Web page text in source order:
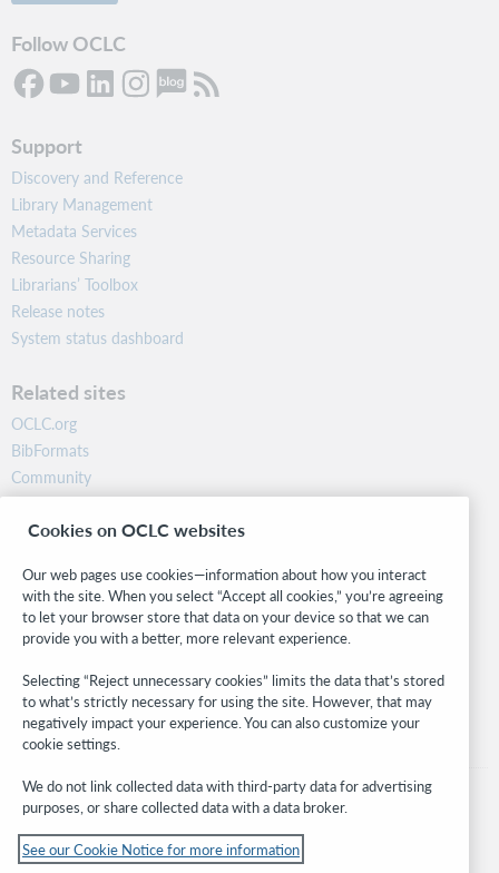
Follow OCLC
Support
Discovery and Reference
Library Management
Metadata Services
Resource Sharing
Librarians’ Toolbox
Release notes
System status dashboard
Related sites
OCLC.org
BibFormats
Community
Research
WebJunction
Stay in the know.
Get the latest product updates, research, events, and much more—
right to your inbox.
Subscribe now
© 2026 OCLC
Cookies on OCLC websites
Our web pages use cookies—information about how you interact
with the site. When you select “Accept all cookies,” you’re agreeing
to let your browser store that data on your device so that we can
provide you with a better, more relevant experience.
Selecting “Reject unnecessary cookies” limits the data that’s stored
to what’s strictly necessary for using the site. However, that may
negatively impact your experience. You can also customize your
cookie settings.
We do not link collected data with third-party data for advertising
purposes, or share collected data with a data broker.
See our Cookie Notice for more information